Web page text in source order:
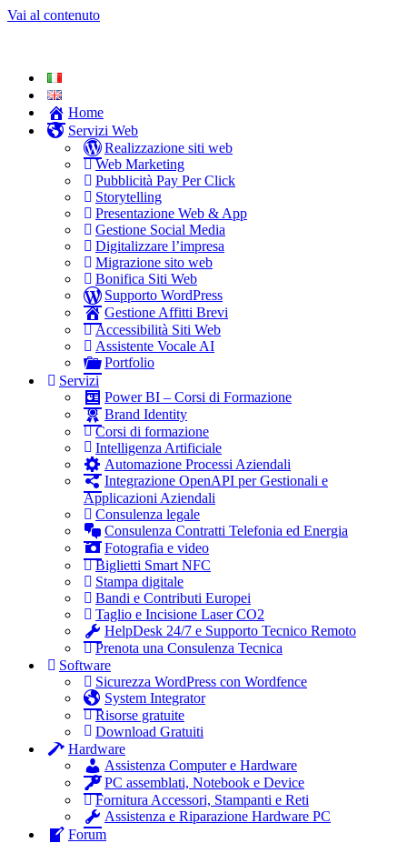
Vai al contenuto
Home
Servizi Web
Realizzazione siti web
Web Marketing
Pubblicità Pay Per Click
Storytelling
Presentazione Web & App
Gestione Social Media
Digitalizzare l’impresa
Migrazione sito web
Bonifica Siti Web
Supporto WordPress
Gestione Affitti Brevi
Accessibilità Siti Web
Assistente Vocale AI
Portfolio
Servizi
Power BI – Corsi di Formazione
Brand Identity
Corsi di formazione
Intelligenza Artificiale
Automazione Processi Aziendali
Integrazione OpenAPI per Gestionali e
Applicazioni Aziendali
Consulenza legale
Consulenza Contratti Telefonia ed Energia
Fotografia e video
Biglietti Smart NFC
Stampa digitale
Bandi e Contributi Europei
Taglio e Incisione Laser CO2
HelpDesk 24/7 e Supporto Tecnico Remoto
Prenota una Consulenza Tecnica
Software
Sicurezza WordPress con Wordfence
System Integrator
Risorse gratuite
Download Gratuiti
Hardware
Assistenza Computer e Hardware
PC assemblati, Notebook e Device
Fornitura Accessori, Stampanti e Reti
Assistenza e Riparazione Hardware PC
Forum